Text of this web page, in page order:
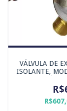
VÁLVULA DE
ISOLANTE,